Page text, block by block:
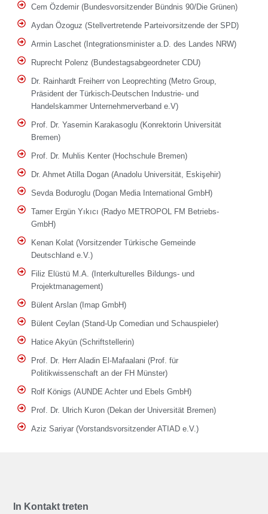
Cem Özdemir (Bundesvorsitzender Bündnis 90/Die Grünen)
Aydan Özoguz (Stellvertretende Parteivorsitzende der SPD)
Armin Laschet (Integrationsminister a.D. des Landes NRW)
Ruprecht Polenz (Bundestagsabgeordneter CDU)
Dr. Rainhardt Freiherr von Leoprechting (Metro Group,
Präsident der Türkisch-Deutschen Industrie- und
Handelskammer Unternehmerverband e.V)
Prof. Dr. Yasemin Karakasoglu (Konrektorin Universität
Bremen)
Prof. Dr. Muhlis Kenter (Hochschule Bremen)
Dr. Ahmet Atilla Dogan (Anadolu Universität, Eskişehir)
Sevda Boduroglu (Dogan Media International GmbH)
Tamer Ergün Yıkıcı (Radyo METROPOL FM Betriebs-
GmbH)
Kenan Kolat (Vorsitzender Türkische Gemeinde
Deutschland e.V.)
Filiz Elüstü M.A. (Interkulturelles Bildungs- und
Projektmanagement)
Bülent Arslan (Imap GmbH)
Bülent Ceylan (Stand-Up Comedian und Schauspieler)
Hatice Akyün (Schriftstellerin)
Prof. Dr. Herr Aladin El-Mafaalani (Prof. für
Politikwissenschaft an der FH Münster)
Rolf Königs (AUNDE Achter und Ebels GmbH)
Prof. Dr. Ulrich Kuron (Dekan der Universität Bremen)
Aziz Sariyar (Vorstandsvorsitzender ATIAD e.V.)
In Kontakt treten